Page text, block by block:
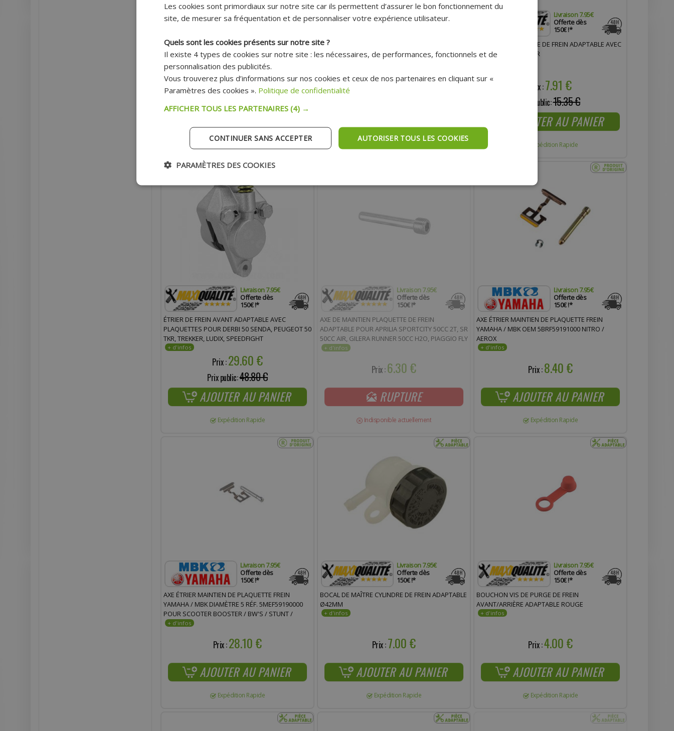
Livraison 7.95€
Offerte dès
PLAQUETTE DE FREIN BOOSTER SPIRIT - OVETTO -
NEOS - TYPHOON - DOODO - APRILIA SR - RUNNER
- STALKER - NITRO - AEROX 50 125 150
Prix :7.90 €
Livraison 7.95€
Offerte dès
PLAQUETTES DE FREIN TNT DERBI SENDA DRD -
GPR - LUDIX - TKR - XP6 - XPS - ELYSEO - X-LIMIT -
5.90 €
Livraison 7.95€
Offerte dès
150€ !*
PURGEUR DE LIQUIDE DE FREIN ADAPTABLE AVEC
CLAPET ANTI-RETOUR
Prix :7.91 €
Prix public:15.35 €
AJOUTER AU PANIER
Expédition Rapide
- 39%
Livraison 7.95€
Offerte dès
150€ !*
ÉTRIER DE FREIN AVANT ADAPTABLE AVEC
PLAQUETTES POUR DERBI 50 SENDA, PEUGEOT 50
TKR, TREKKER, LUDIX, SPEEDFIGHT
Prix :29.60 €
Prix public:48.80 €
AJOUTER AU PANIER
Expédition Rapide
Livraison 7.95€
Offerte dès
150€ !*
AXE DE MAINTIEN PLAQUETTE DE FREIN
ADAPTABLE POUR APRILIA SPORTCITY 50CC 2T, SR
50CC AIR, GILERA RUNNER 50CC H2O, PIAGGIO FLY
50CC 2T, VESPA 50CC 2T
Prix :6.30 €
RUPTURE
Indisponible actuellement
Livraison 7.95€
Offerte dès
150€ !*
AXE ÉTRIER MAINTIEN DE PLAQUETTE FREIN
YAMAHA / MBK OEM 5BRF59191000 NITRO /
AEROX
Prix :8.40 €
AJOUTER AU PANIER
Expédition Rapide
Livraison 7.95€
Offerte dès
150€ !*
AXE ÉTRIER MAINTIEN DE PLAQUETTE FREIN
YAMAHA / MBK DIAMÈTRE 5 RÉF. 5MEF59190000
POUR SCOOTER BOOSTER / BW'S / STUNT /
NITRO
Prix :28.10 €
AJOUTER AU PANIER
Expédition Rapide
Livraison 7.95€
Offerte dès
150€ !*
BOCAL DE MAÎTRE CYLINDRE DE FREIN ADAPTABLE
Ø42MM
Prix :7.00 €
AJOUTER AU PANIER
Expédition Rapide
Livraison 7.95€
Offerte dès
150€ !*
BOUCHON VIS DE PURGE DE FREIN
AVANT/ARRIÈRE ADAPTABLE ROUGE
Prix :4.00 €
AJOUTER AU PANIER
Expédition Rapide
Les cookies sont primordiaux sur notre site car ils permettent d’assurer le bon fonctionnement du
site, de mesurer sa fréquentation et de personnaliser votre expérience utilisateur.
Quels sont les cookies présents sur notre site ?
Il existe 4 types de cookies sur notre site : les nécessaires, de performances, fonctionnels et de
personnalisation des publicités.
Vous trouverez plus d’informations sur nos cookies et ceux de nos partenaires en cliquant sur «
Paramètres des cookies ». Politique de confidentialité
AFFICHER TOUS LES PARTENAIRES (4) →
AUTORISER TOUS LES COOKIES
CONTINUER SANS ACCEPTER
PARAMÈTRES DES COOKIES